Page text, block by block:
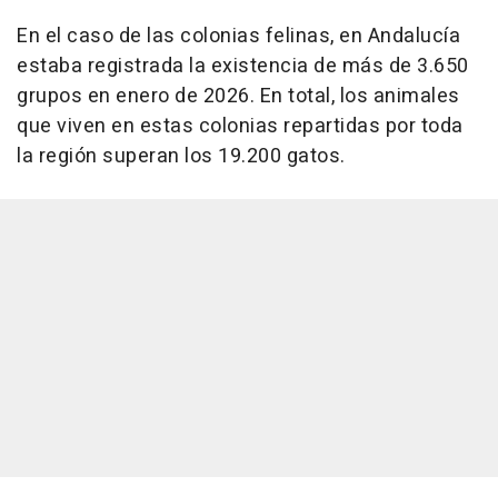
En el caso de las colonias felinas, en Andalucía
estaba registrada la existencia de más de 3.650
grupos en enero de 2026. En total, los animales
que viven en estas colonias repartidas por toda
la región superan los 19.200 gatos.